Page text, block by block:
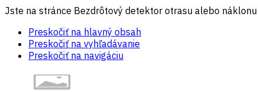
Jste na stránce Bezdrôtový detektor otrasu alebo
Preskočiť na hlavný obsah
Preskočiť na vyhľadávanie
Preskočiť na navigáciu